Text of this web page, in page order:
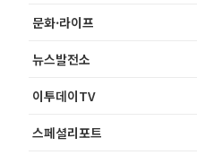
문화·라이프
뉴스발전소
이투데이TV
스페셜리포트